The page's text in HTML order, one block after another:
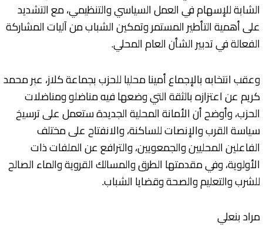
الشابة للإسهام في العمل السياسي والتنظيمي، مع التشديد
على أهمية التأطير المستمر وتمكين الشباب من آليات المشاركة
الفعالة في تدبير الشأن العام المحلي.
وعقب انتخابه بالإجماع أمينا محليا للحزب بجماعة كلاز، عبر محمد
كريم عن اعتزازه بالثقة التي وضعها فيه مناضلو ومناضلات
الحزب، وأوضح أن الأمانة المحلية الجديدة ستعمل على ترسيخ
سياسة القرب والإنصات للساكنة، والانفتاح على مختلف
الفاعلين المحليين والجمعويين، والترافع عن الملفات ذات
الأولوية، وفي مقدمتها الطرق والمسالك القروية والماء الصالح
للشرب والتعليم والصحة وقضايا الشباب.
مراد بنعلي